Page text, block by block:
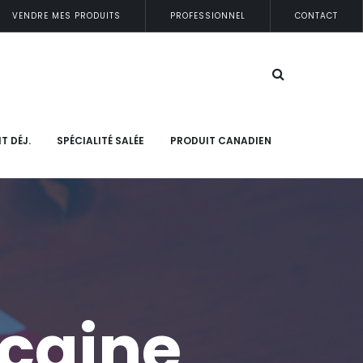
VENDRE MES PRODUITS PROFESSIONNEL CONTACT
DÉJ. SPÉCIALITÉ SALÉE PRODUIT CANADIEN